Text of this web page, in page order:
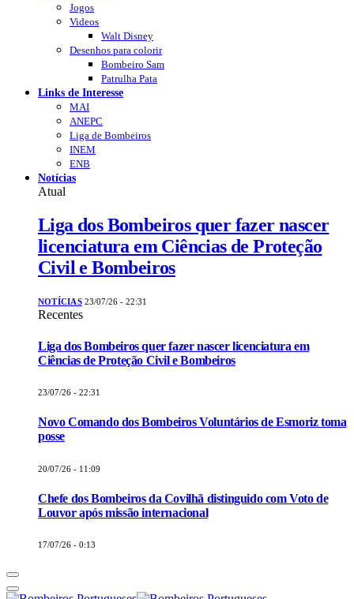
Jogos
Videos
Walt Disney
Desenhos para colorir
Bombeiro Sam
Patrulha Pata
Links de Interesse
MAI
ANEPC
Liga de Bombeiros
INEM
ENB
Notícias
Atual
Liga dos Bombeiros quer fazer nascer
licenciatura em Ciências de Proteção
Civil e Bombeiros
NOTÍCIAS 23/07/26 - 22:31
Recentes
Liga dos Bombeiros quer fazer nascer licenciatura em
Ciências de Proteção Civil e Bombeiros
23/07/26 - 22:31
Novo Comando dos Bombeiros Voluntários de Esmoriz toma
posse
20/07/26 - 11:09
Chefe dos Bombeiros da Covilhã distinguido com Voto de
Louvor após missão internacional
17/07/26 - 0:13